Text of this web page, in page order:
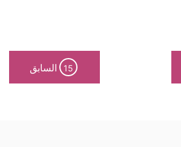
15 السابق